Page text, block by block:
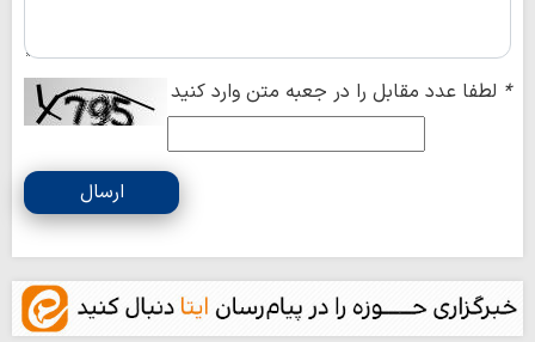
* لطفا عدد مقابل را در جعبه متن وارد کنید
ارسال